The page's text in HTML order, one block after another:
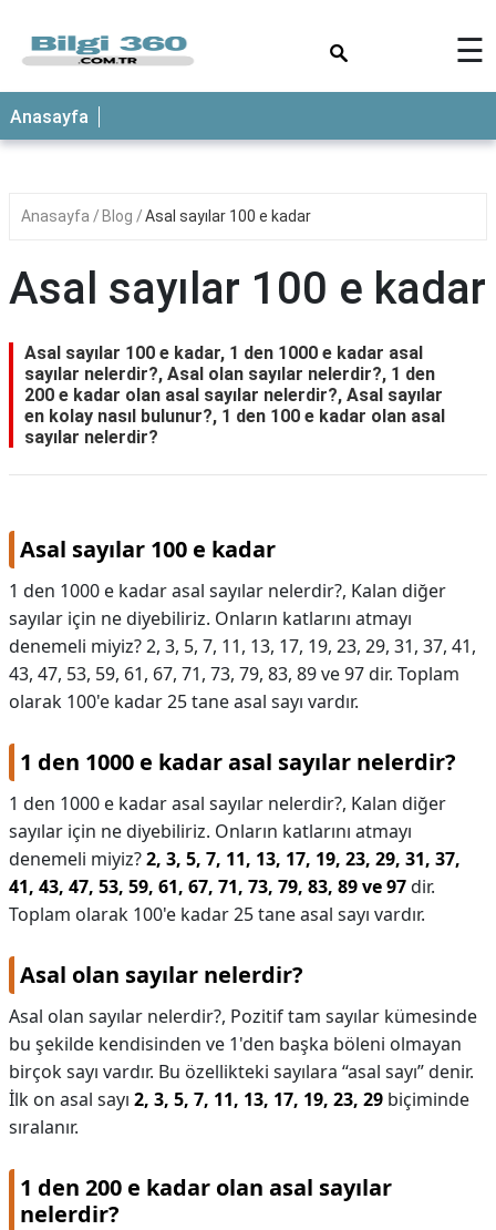
ANASAYFA
☰
Anasayfa
Anasayfa Blog Asal sayılar 100 e kadar
Asal sayılar 100 e kadar
Asal sayılar 100 e kadar, 1 den 1000 e kadar asal
sayılar nelerdir?, Asal olan sayılar nelerdir?, 1 den
200 e kadar olan asal sayılar nelerdir?, Asal sayılar
en kolay nasıl bulunur?, 1 den 100 e kadar olan asal
sayılar nelerdir?
Asal sayılar 100 e kadar
1 den 1000 e kadar asal sayılar nelerdir?, Kalan diğer
sayılar için ne diyebiliriz. Onların katlarını atmayı
denemeli miyiz? 2, 3, 5, 7, 11, 13, 17, 19, 23, 29, 31, 37, 41,
43, 47, 53, 59, 61, 67, 71, 73, 79, 83, 89 ve 97 dir. Toplam
olarak 100'e kadar 25 tane asal sayı vardır.
1 den 1000 e kadar asal sayılar nelerdir?
1 den 1000 e kadar asal sayılar nelerdir?, Kalan diğer
sayılar için ne diyebiliriz. Onların katlarını atmayı
denemeli miyiz?2, 3, 5, 7, 11, 13, 17, 19, 23, 29, 31, 37,
41, 43, 47, 53, 59, 61, 67, 71, 73, 79, 83, 89 ve 97dir.
Toplam olarak 100'e kadar 25 tane asal sayı vardır.
Asal olan sayılar nelerdir?
Asal olan sayılar nelerdir?, Pozitif tam sayılar kümesinde
bu şekilde kendisinden ve 1'den başka böleni olmayan
birçok sayı vardır. Bu özellikteki sayılara “asal sayı” denir.
İlk on asal sayı 2, 3, 5, 7, 11, 13, 17, 19, 23, 29 biçiminde
sıralanır.
1 den 200 e kadar olan asal sayılar
nelerdir?